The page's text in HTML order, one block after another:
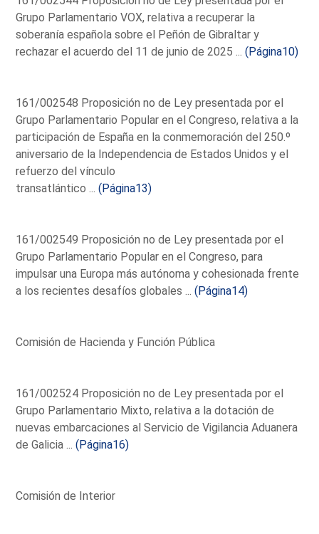
Grupo Parlamentario VOX, relativa a recuperar la
soberanía española sobre el Peñón de Gibraltar y
rechazar el acuerdo del 11 de junio de 2025 ...(Página10)
161/002548 Proposición no de Ley presentada por el
Grupo Parlamentario Popular en el Congreso, relativa a la
participación de España en la conmemoración del 250.º
aniversario de la Independencia de Estados Unidos y el
refuerzo del vínculo
transatlántico ...(Página13)
161/002549 Proposición no de Ley presentada por el
Grupo Parlamentario Popular en el Congreso, para
impulsar una Europa más autónoma y cohesionada frente
a los recientes desafíos globales ...(Página14)
Comisión de Hacienda y Función Pública
161/002524 Proposición no de Ley presentada por el
Grupo Parlamentario Mixto, relativa a la dotación de
nuevas embarcaciones al Servicio de Vigilancia Aduanera
de Galicia ...(Página16)
Comisión de Interior